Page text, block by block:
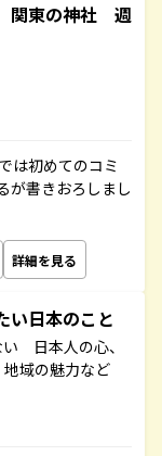
関東の神社 週
は初めてのコミ
が書きおろしまし
詳細を見る
日本のこと
日本人の心、
域の魅力など